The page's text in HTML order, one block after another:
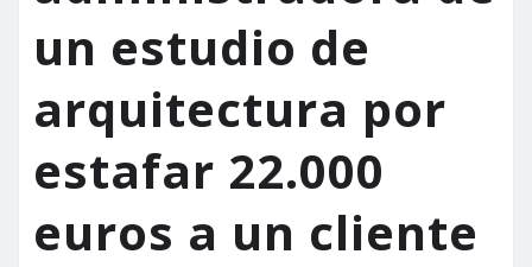
un estudio de
arquitectura por
estafar 22.000
euros a un cliente